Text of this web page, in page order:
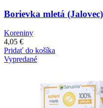
Borievka mletá
Koreniny
4,05 €
Pridať do košíka
Vypredané